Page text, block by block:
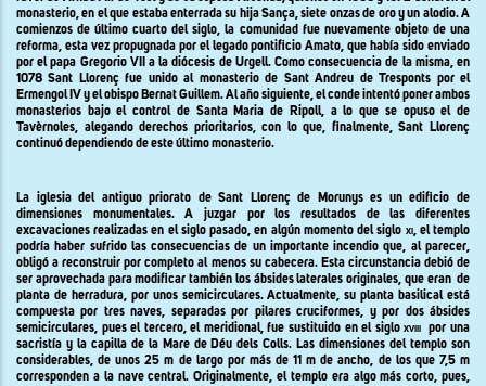
monasterio, en el que estaba enterrada su hija Sança, siete onzas de oro y un alodio. A
comienzos de último cuarto del siglo, la comunidad fue nuevamente objeto de una
reforma, esta vez propugnada por el legado pontificio Amato, que había sido enviado
por el papa Gregorio VII a la diócesis de Urgell. Como consecuencia de la misma, en
1078 Sant Llorenç fue unido al monasterio de Sant Andreu de Tresponts por el
Ermengol IV y el obispo Bernat Guillem. Al año siguiente, el conde intentó poner ambos
monasterios bajo el control de Santa Maria de Ripoll, a lo que se opuso el de
Tavèrnoles, alegando derechos prioritarios, con lo que, finalmente, Sant Llorenç
continuó dependiendo de este último monasterio.
La iglesia del antiguo priorato de Sant Llorenç de Morunys es un edificio de
dimensiones monumentales. A juzgar por los resultados de las diferentes
excavaciones realizadas en el siglo pasado, en algún momento del siglo xi,el templo
podría haber sufrido las consecuencias de un importante incendio que, al parecer,
obligó a reconstruir por completo al menos su cabecera. Esta circunstancia debió de
ser aprovechada para modificar también los ábsides laterales originales, que eran de
planta de herradura, por unos semicirculares. Actualmente, su planta basilical está
compuesta por tres naves, separadas por pilares cruciformes, y por dos ábsides
semicirculares, pues el tercero, el meridional, fue sustituido en el sigloxviii
por una
sacristía y la capilla de la Mare de Déu dels Colls. Las dimensiones del templo son
considerables, de unos 25 m de largo por más de 11 m de ancho, de los que 7,5 m
corresponden a la nave central. Originalmente, el templo era algo más corto, pues,